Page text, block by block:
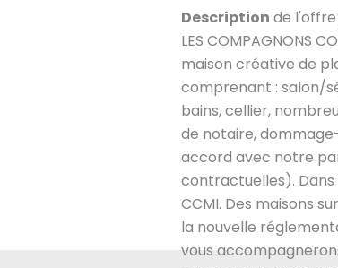
Description de
LES COMPAGNONS
maison créative de
comprenant : salon/
bains, cellier,
de notaire,
accord avec notre
contractuelles).
CCMI. Des maisons
la nouvelle
vous